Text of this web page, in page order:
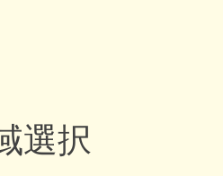
選択